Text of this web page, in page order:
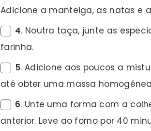
Adicione a manteiga, as natas e
4. Noutra taça, junte as
farinha.
5. Adicione aos poucos a
até obter uma massa
6. Unte uma forma com a
anterior. Leve ao forno por 40